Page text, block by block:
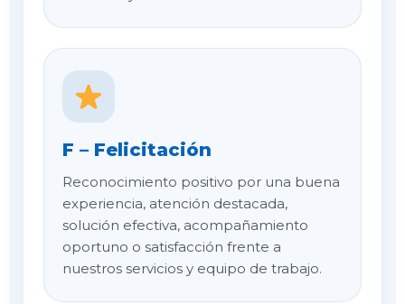
F – Felicitación
Reconocimiento positivo por una buena
experiencia, atención destacada,
solución efectiva, acompañamiento
oportuno o satisfacción frente a
nuestros servicios y equipo de trabajo.